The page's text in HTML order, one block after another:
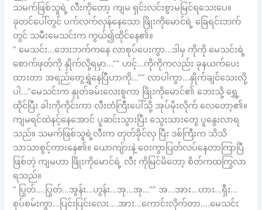
သမက်ဖြစ်သူရဲ့ လီးကိုတော့ ကျမ ရှင်းလင်းစွာမမြင်ရသေးပေ။
ခုတင်ပေါ်တွင် ပက်လက်လှန်နေသော ဖြိုးကိုမောင်ရဲ့ ခြေရင်းဘက်
တွင် သမီးမေသင်းက ကွယ်၍ထိုင်နေ၏။
” မေသင်း…ဘေးဘက်ကနေ လာစုပ်ပေးကွာ…ဒါမှ ကိုကို မေသင်းရဲ့
စောက်ဖုတ်ကို နှိုက်လို့ရမှာ…”” ဟင့်…ကိုကိုကလည်း ခုနယက်ပေး
ထားတာ အရည်တွေရွှဲနေပြီဟာကို…”” လာပါကွာ…နှိုက်ချင်သေးလို့
ပါ…”မေသင်းက နှုတ်ခမ်းလေးစူကာ ဖြိုးကိုမောင်၏ ဘေးသို့ ရွှေ့
ထိုင်ပြီး ခါးကိုကိုင်းကာ လီးတံကြီးပေါ်သို့ အုပ်မိုးလိုက် လေတော့၏။
ကျမရင်ထဲနင့်နေအောင် ပူဆင်းသွားပြီး သွေးသားတွေ ပူနွေးလာရ
သည်။ သမက်ဖြစ်သူရဲ့လီးက တုတ်ခိုင်လှ ပြီး ဒစ်ကြီးက သိသိ
သာသာစွင့်ကားနေ၏။ ယောကျ်ားနဲ့ ဝေးကွာပြတ်လပ်နေတာကြာပြီ
ဖြစ်တဲ့ ကျမဟာ ဖြိုးကိုမောင်ရဲ့ လီး ကိုမြင်မိတော့ စိတ်ကထကြွလာ
ရသည်။
” ပြွတ်….ပြွတ်…အွန်း…ဟွန်း…အု…အု…”” အ…အား…ဟား…ရှီး…
စုပ်စမ်းကွာ…ပြင်းပြင်းလေး….အား…ကောင်းလိုက်တာ….မေသင်း